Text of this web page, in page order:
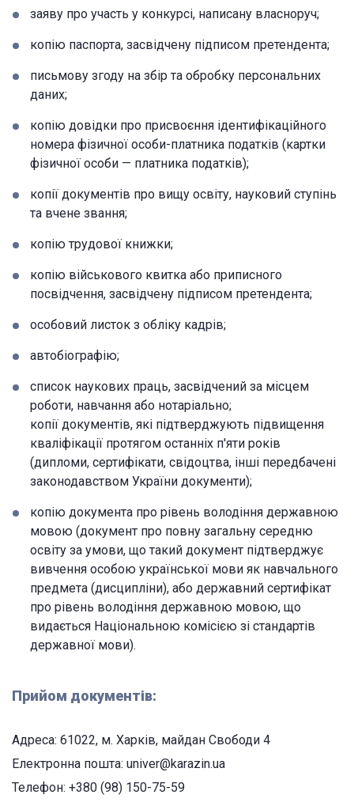
заяву про участь у конкурсі, написану власноруч;
копію паспорта, засвідчену підписом претендента;
письмову згоду на збір та обробку персональних
даних;
копію довідки про присвоєння ідентифікаційного
номера фізичної особи-платника податків (картки
фізичної особи — платника податків);
копії документів про вищу освіту, науковий ступінь
та вчене звання;
копію трудової книжки;
копію військового квитка або приписного
посвідчення, засвідчену підписом претендента;
особовий листок з обліку кадрів;
автобіографію;
список наукових праць, засвідчений за місцем
роботи, навчання або нотаріально;
копії документів, які підтверджують підвищення
кваліфікації протягом останніх п'яти років
(дипломи, сертифікати, свідоцтва, інші передбачені
законодавством України документи);
копію документа про рівень володіння державною
мовою (документ про повну загальну середню
освіту за умови, що такий документ підтверджує
вивчення особою української мови як навчального
предмета (дисципліни), або державний сертифікат
про рівень володіння державною мовою, що
видається Національною комісією зі стандартів
державної мови).
Прийом документів:
Адреса: 61022, м. Харків, майдан Свободи 4
Електронна пошта: univer@karazin.ua
Телефон: +380 (98) 150-75-59